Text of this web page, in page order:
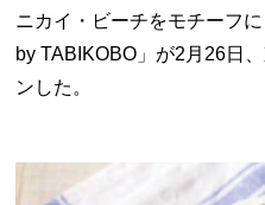
ニカイ・ビーチをモチーフ
by TABIKOBO」が2月26日
ンした。